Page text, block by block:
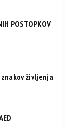
POSTOPKOV
življenja